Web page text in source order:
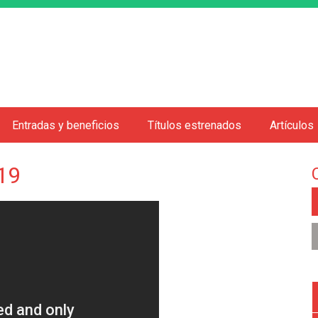
Entradas y beneficios Títulos estrenados Artículos